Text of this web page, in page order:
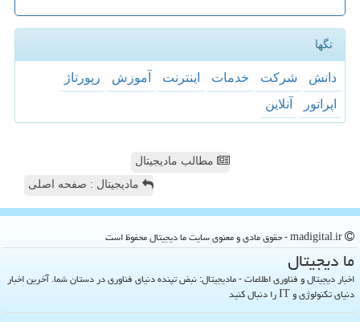
تگها
دانش شركت خدمات اینترنت آموزش
رپورتاژ
اپراتور
آنلاین
مطالب مادیجیتال
مادیجیتال : صفحه اصلی
ما دیجیتال
اخبار دیجیتال و فناوری اطلاعات - مادیجیتال: نبض تپنده دنیای فناوری در دستان شما. آخرین اخبار
دنیای تکنولوژی و IT را دنبال کنید